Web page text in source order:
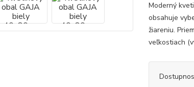
Moderný
obsahuje
žiareniu.
veľkostiach